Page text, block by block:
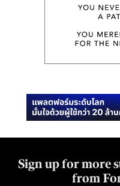
Sign up for more
from